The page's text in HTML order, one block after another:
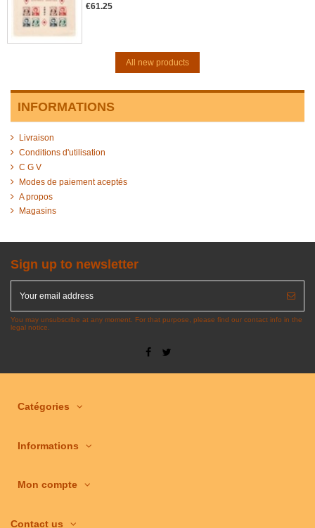
€61.25
All new products
INFORMATIONS
Livraison
Conditions d'utilisation
C G V
Modes de paiement aceptés
A propos
Magasins
Sign up to newsletter
You may unsubscribe at any moment. For that purpose, please find our contact info in the
legal notice.
Catégories
Informations
Mon compte
Contact us